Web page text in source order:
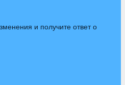
и получите ответ о